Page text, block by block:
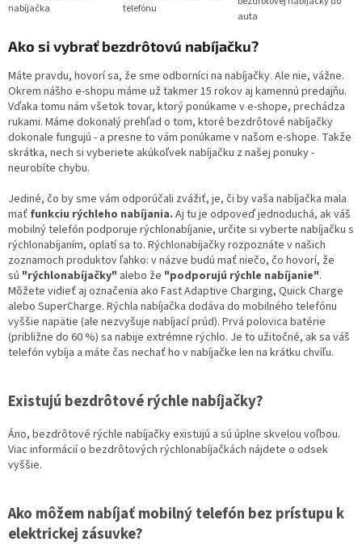
nabíjačka
telefónu
auta
Ako si vybrať bezdrôtovú nabíjačku?
Máte pravdu, hovorí sa, že sme odborníci na nabíjačky. Ale nie, vážne.
Okrem nášho e-shopu máme už takmer 15 rokov aj kamennú predajňu.
Vďaka tomu nám všetok tovar, ktorý ponúkame v e-shope, prechádza
rukami. Máme dokonalý prehľad o tom, ktoré bezdrôtové nabíjačky
dokonale fungujú - a presne to vám ponúkame v našom e-shope. Takže
skrátka, nech si vyberiete akúkoľvek nabíjačku z našej ponuky -
neurobíte chybu.
Jediné, čo by sme vám odporúčali zvážiť, je, či by vaša nabíjačka mala
mať funkciu rýchleho nabíjania. Aj tu je odpoveď jednoduchá, ak váš
mobilný telefón podporuje rýchlonabíjanie, určite si vyberte nabíjačku s
rýchlonabíjaním, oplatí sa to. Rýchlonabíjačky rozpoznáte v našich
zoznamoch produktov ľahko: v názve budú mať niečo, čo hovorí, že
sú "rýchlonabíjačky" alebo že "podporujú rýchle nabíjanie".
Môžete vidieť aj označenia ako Fast Adaptive Charging, Quick Charge
alebo SuperCharge. Rýchla nabíjačka dodáva do mobilného telefónu
vyššie napätie (ale nezvyšuje nabíjací prúd). Prvá polovica batérie
(približne do 60 %) sa nabije extrémne rýchlo. Je to užitočné, ak sa váš
telefón vybíja a máte čas nechať ho v nabíjačke len na krátku chvíľu.
Existujú bezdrôtové rýchle nabíjačky?
Áno, bezdrôtové rýchle nabíjačky existujú a sú úplne skvelou voľbou.
Viac informácií o bezdrôtových rýchlonabíjačkách nájdete o odsek
vyššie.
Ako môžem nabíjať mobilný telefón bez prístupu k
elektrickej zásuvke?